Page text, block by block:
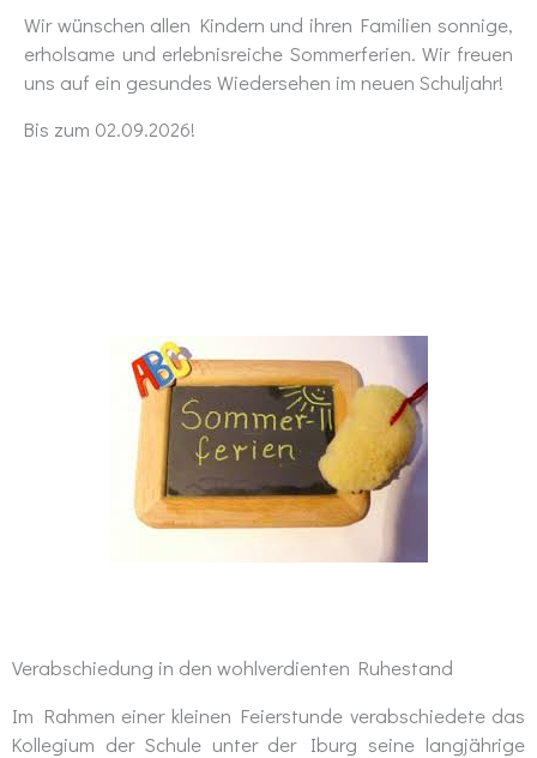
Wir wünschen allen Kindern und ihren Familien sonnige,
erholsame und erlebnisreiche Sommerferien. Wir freuen
uns auf ein gesundes Wiedersehen im neuen Schuljahr!
Bis zum 02.09.2026!
Verabschiedung in den wohlverdienten Ruhestand
Im Rahmen einer kleinen Feierstunde verabschiedete das
Kollegium der Schule unter der Iburg seine langjährige